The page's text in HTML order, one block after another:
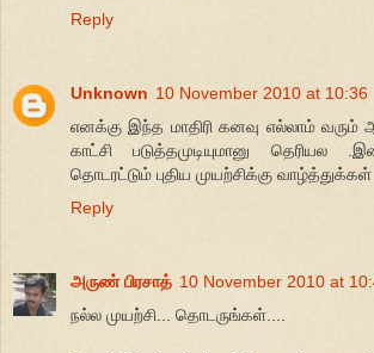
Reply
Unknown 10 November 2010 at 10:36
எனக்கு இந்த மாதிரி கனவு எல்லாம்
காட்சி படுத்தமுடியுமானு தெரியல
தொடரட்டும் புதிய முயற்சிக்கு வாழ்த்துக்கள்
Reply
அருண் பிரசாத் 10 November 2010 at
நல்ல முயற்சி... தொடருங்கள்....